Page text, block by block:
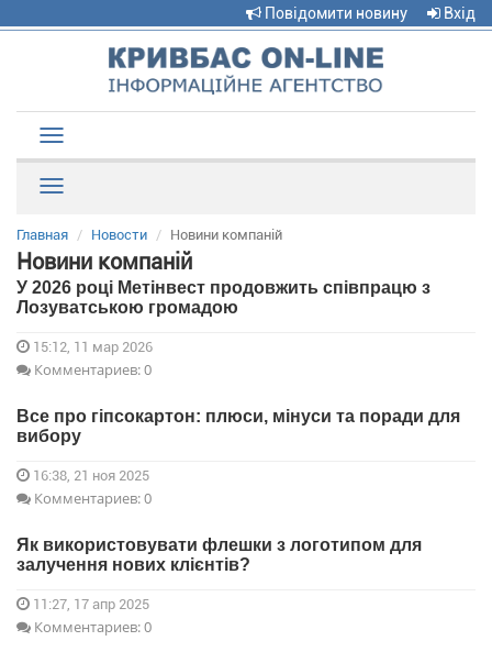
Повідомити новину Вхід
navigation
Главная Новости Новини компаній
Новини компаній
У 2026 році Метінвест продовжить співпрацю з
Лозуватською громадою
15:12, 11 мар 2026
Комментариев: 0
Все про гіпсокартон: плюси, мінуси та поради для
вибору
16:38, 21 ноя 2025
Комментариев: 0
Як використовувати флешки з логотипом для
залучення нових клієнтів?
11:27, 17 апр 2025
Комментариев: 0